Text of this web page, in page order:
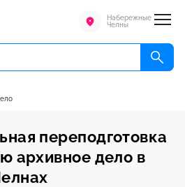
Набережные
Челны
переподготовка
архивное дело в